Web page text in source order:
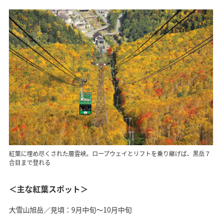
紅葉に埋め尽くされた層雲峡。ロープウェイとリフトを乗り継げば、黒岳７
合目まで登れる
＜主な紅葉スポット＞
大雪山旭岳／見頃：9月中旬〜10月中旬